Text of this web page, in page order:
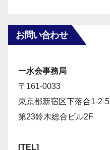
お問い合わせ
一水会事務局
〒161-0033
東京都新宿区下落合1-2-5
第23鈴木総合ビル2F
[TEL]